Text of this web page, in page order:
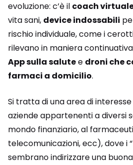
evoluzione: c’è il coach
vita sani, device indossabili
rischio individuale, come i
rilevano in maniera
App sulla salutee droni che
farmaci a domicilio.
Si tratta di una area di
aziende appartenenti a diversi
mondo finanziario, al
telecomunicazioni, ecc), dove i
sembrano indirizzare una